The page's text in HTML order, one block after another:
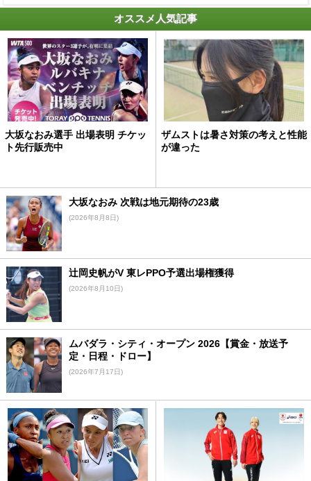
オススメ人気記事
大坂なおみ選手 出場表明 チケッ
ト先行販売中
ザムストは暑さ対策の考えと性能
が違った
大坂なおみ 次戦は地元期待の23歳
(2026年8月8日)
辻岡史帆がV 東レPPO予選出場権獲得
(2026年8月10日)
ムバダラ・シティ・オープン 2026【賞金・放送予
定・日程・ドロー】
(2026年7月17日)